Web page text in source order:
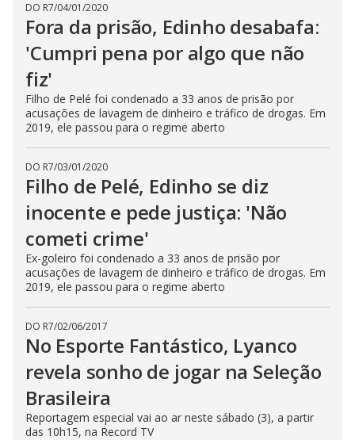
DO R7/04/01/2020
Fora da prisão, Edinho desabafa:
'Cumpri pena por algo que não
fiz'
Filho de Pelé foi condenado a 33 anos de prisão por
acusações de lavagem de dinheiro e tráfico de drogas. Em
2019, ele passou para o regime aberto
DO R7/03/01/2020
Filho de Pelé, Edinho se diz
inocente e pede justiça: 'Não
cometi crime'
Ex-goleiro foi condenado a 33 anos de prisão por
acusações de lavagem de dinheiro e tráfico de drogas. Em
2019, ele passou para o regime aberto
DO R7/02/06/2017
No Esporte Fantástico, Lyanco
revela sonho de jogar na Seleção
Brasileira
Reportagem especial vai ao ar neste sábado (3), a partir
das 10h15, na Record TV